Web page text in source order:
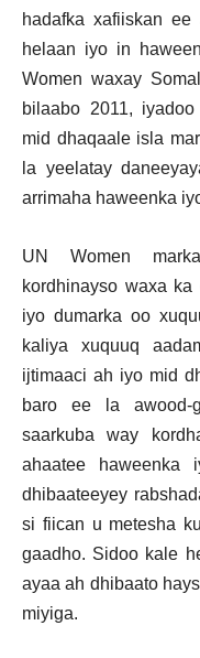
hadafka xafiiskan
helaan iyo in
Women waxay
bilaabo 2011,
mid dhaqaale isla
la yeelatay
arrimaha haweenka
UN Women
kordhinayso waxa
iyo dumarka oo
kaliya xuquuq
ijtimaaci ah iyo mid
baro ee la awood-
saarkuba way
ahaatee haweenka
dhibaateeyey
si fiican u metesha
gaadho. Sidoo kale
ayaa ah dhibaato
miyiga.